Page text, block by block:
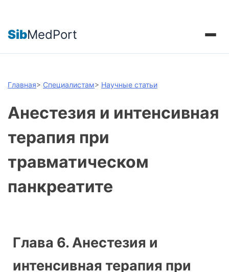
SibMedPort
Главная> Специалистам> Научные статьи
Анестезия и интенсивная
терапия при
травматическом
панкреатите
Глава 6. Анестезия и
интенсивная терапия при